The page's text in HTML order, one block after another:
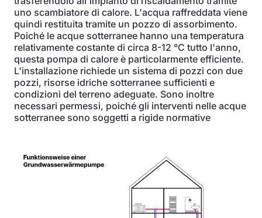
uno scambiatore di calore. L'acqua raffreddata viene
quindi restituita tramite un pozzo di assorbimento.
Poiché le acque sotterranee hanno una temperatura
relativamente costante di circa 8-12 °C tutto l'anno,
questa pompa di calore è particolarmente efficiente.
L'installazione richiede un sistema di pozzi con due
pozzi, risorse idriche sotterranee sufficienti e
condizioni del terreno adeguate. Sono inoltre
necessari permessi, poiché gli interventi nelle acque
sotterranee sono soggetti a rigide normative